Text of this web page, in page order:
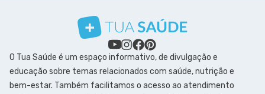
O Tua Saúde é um espaço informativo, de divulgação e
educação sobre temas relacionados com saúde, nutrição e
bem-estar. Também facilitamos o acesso ao atendimento